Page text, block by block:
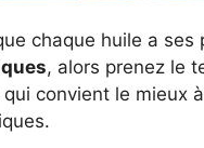
chaque huile a ses
, alors prenez le
convient le mieux